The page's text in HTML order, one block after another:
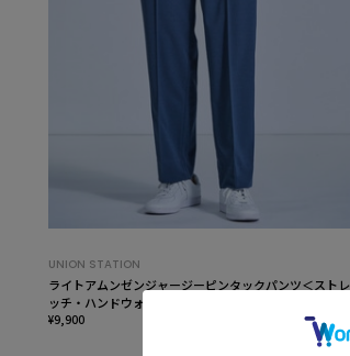
UNION STATION
ライトアムンゼンジャージーピンタックパンツ＜ストレ
ッチ・ハンドウォッシャブル＞
¥9,900